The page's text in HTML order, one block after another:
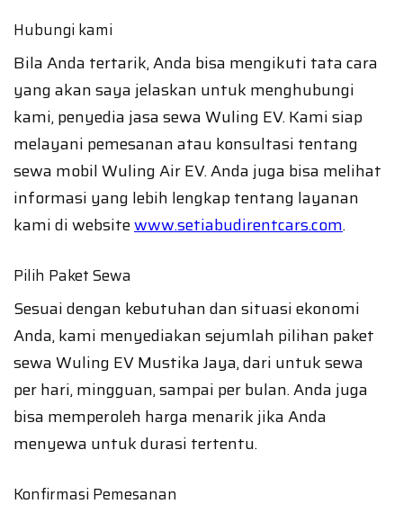
Hubungi kami
Bila Anda tertarik, Anda bisa mengikuti tata cara
yang akan saya jelaskan untuk menghubungi
kami, penyedia jasa sewa Wuling EV. Kami siap
melayani pemesanan atau konsultasi tentang
sewa mobil Wuling Air EV. Anda juga bisa melihat
informasi yang lebih lengkap tentang layanan
kami di websitewww.setiabudirentcars.com.
Pilih Paket Sewa
Sesuai dengan kebutuhan dan situasi ekonomi
Anda, kami menyediakan sejumlah pilihan paket
sewa Wuling EV Mustika Jaya, dari untuk sewa
per hari, mingguan, sampai per bulan. Anda juga
bisa memperoleh harga menarik jika Anda
menyewa untuk durasi tertentu.
Konfirmasi Pemesanan